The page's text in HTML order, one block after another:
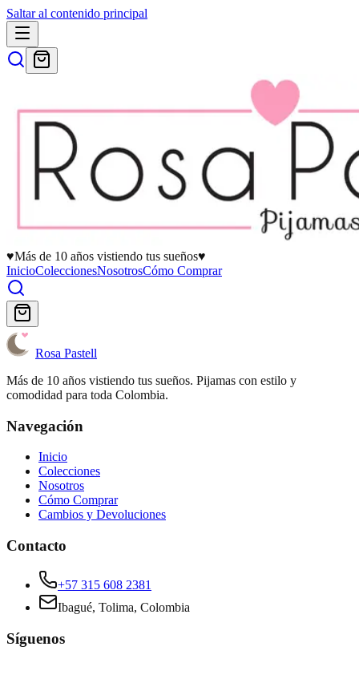
Saltar al contenido principal
♥Más de 10 años vistiendo tus sueños♥
InicioColeccionesNosotrosCómo Comprar
Rosa Pastell
Más de 10 años vistiendo tus sueños. Pijamas con estilo y
comodidad para toda Colombia.
Navegación
Inicio
Colecciones
Nosotros
Cómo Comprar
Cambios y Devoluciones
Contacto
+57 315 608 2381
Ibagué, Tolima, Colombia
Síguenos